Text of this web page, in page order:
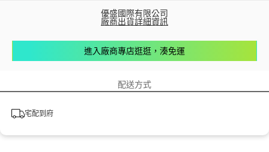
優盛國際有限公司
廠商出貨詳細資訊
進入廠商專店逛逛，湊免運
配送方式
宅配到府